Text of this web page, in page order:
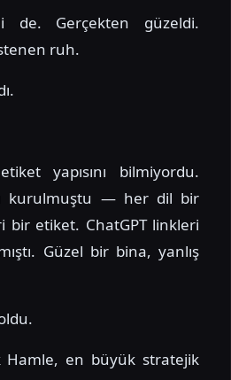
de. Gerçekten güzeldi.
ruh.
yapısını bilmiyordu.
kurulmuştu — her dil bir
bir etiket. ChatGPT linkleri
Güzel bir bina, yanlış
Hamle, en büyük stratejik